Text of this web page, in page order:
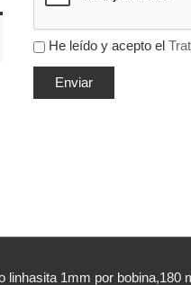
He leído y acepto el
linhasita 1mm por